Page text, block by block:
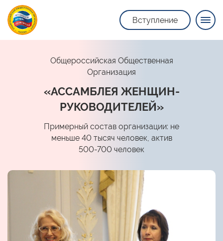
Вступление
Общероссийская Общественная
Организация
«АССАМБЛЕЯ ЖЕНЩИН-
РУКОВОДИТЕЛЕЙ»
Примерный состав организации: не
меньше 40 тысяч человек, актив
500-700 человек